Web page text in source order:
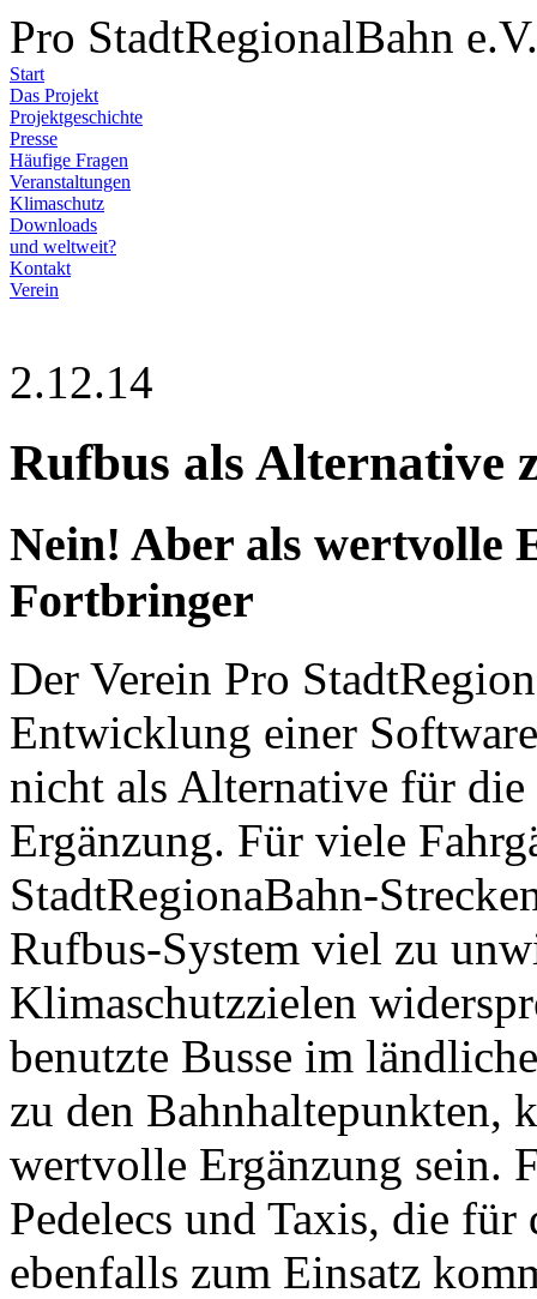
Pro StadtRegionalBahn e.V.
Start
Das Projekt
Projektgeschichte
Presse
Häufige Fragen
Veranstaltungen
Klimaschutz
Downloads
und weltweit?
Kontakt
Verein
2.12.14
Rufbus als Alternative
Nein! Aber als wertvolle
Fortbringer
Der Verein Pro
Entwicklung einer
nicht als Alternative für die
Ergänzung. Für viele
StadtRegionaBahn-
Rufbus-System viel zu
Klimaschutzzielen
benutzte Busse im
zu den Bahnhaltepunkten,
wertvolle Ergänzung sein.
Pedelecs und Taxis, die
ebenfalls zum Einsatz